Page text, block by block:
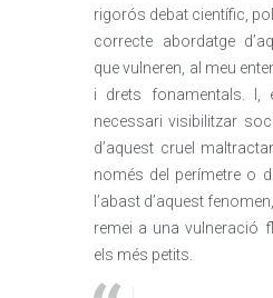
rigorós debat científic,
correcte abordatge
que vulneren, al meu
i drets fonamentals. I,
necessari visibilitzar
d’aquest cruel
només del perímetre o
l’abast d’aquest
remei a una vulneració
els més petits.